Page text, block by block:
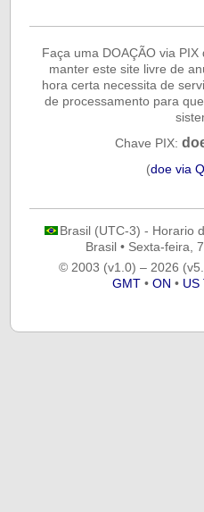
Faça uma DOAÇÃO via
manter este site livre de
hora certa necessita de
de processamento para
Chave PIX:
(doe via
Brasil (UTC-3) - Horario
Brasil• Sexta-feira,
© 2003 (v1.0) – 2026
GMT• ON • US